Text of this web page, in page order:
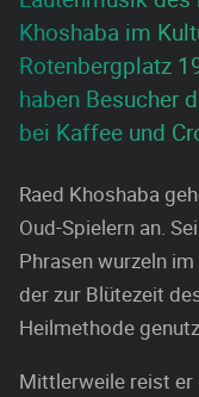
Khoshaba im
Rotenbergplatz
haben Besucher
bei Kaffee und
Raed Khoshaba
Oud-Spielern an.
Phrasen wurzeln
der zur Blütezeit
Heilmethode
Mittlerweile reist er